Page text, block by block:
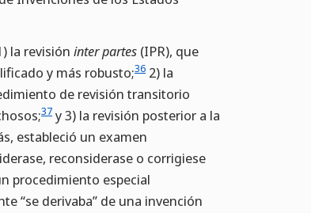
la revisión inter partes (IPR), que
y más robusto;36 2) la
de revisión transitorio
37 y 3) la revisión posterior a la
estableció un examen
reconsiderase o corrigiese
procedimiento especial
“se derivaba” de una invención